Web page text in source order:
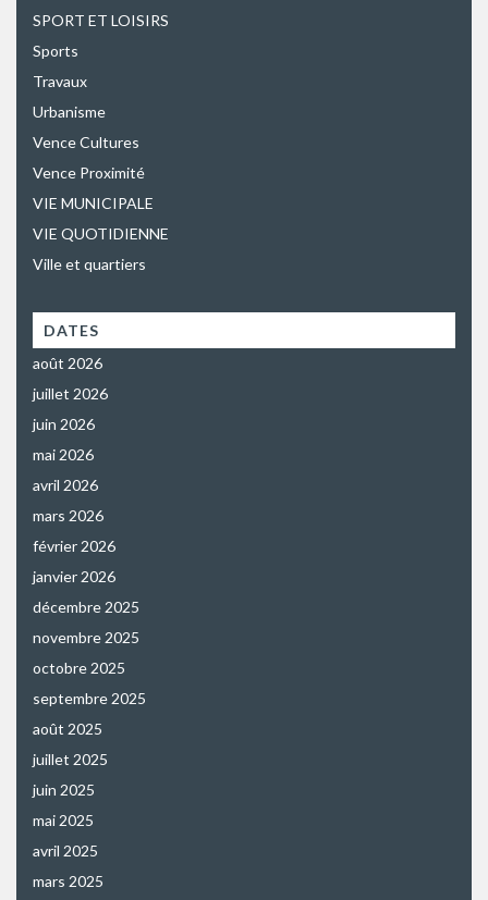
SPORT ET LOISIRS
Sports
Travaux
Urbanisme
Vence Cultures
Vence Proximité
VIE MUNICIPALE
VIE QUOTIDIENNE
Ville et quartiers
DATES
août 2026
juillet 2026
juin 2026
mai 2026
avril 2026
mars 2026
février 2026
janvier 2026
décembre 2025
novembre 2025
octobre 2025
septembre 2025
août 2025
juillet 2025
juin 2025
mai 2025
avril 2025
mars 2025